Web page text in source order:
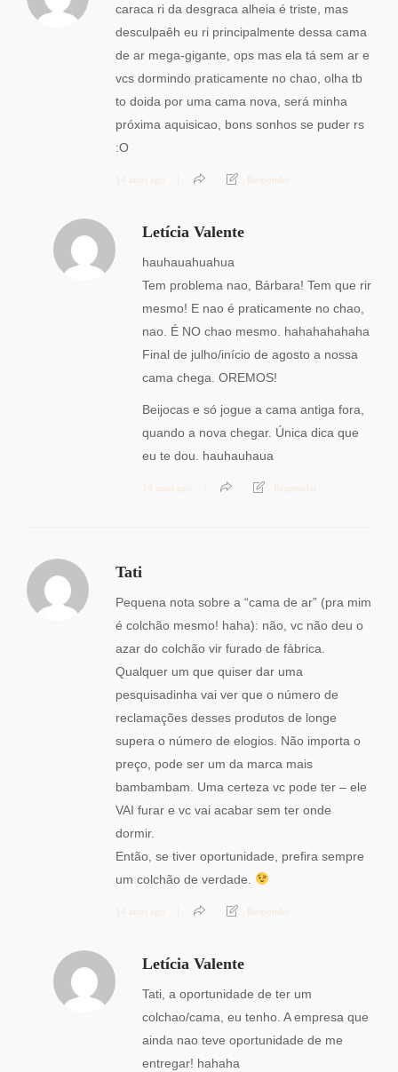
caraca ri da desgraca alheia é triste, mas
desculpaêh eu ri principalmente dessa cama
de ar mega-gigante, ops mas ela tá sem ar e
vcs dormindo praticamente no chao, olha tb
to doida por uma cama nova, será minha
próxima aquisicao, bons sonhos se puder rs
:O
14 anos ago Responder
Letícia Valente
hauhauahuahua
Tem problema nao, Bárbara! Tem que rir
mesmo! E nao é praticamente no chao,
nao. É NO chao mesmo. hahahahahaha
Final de julho/início de agosto a nossa
cama chega. OREMOS!
Beijocas e só jogue a cama antiga fora,
quando a nova chegar. Única dica que
eu te dou. hauhauhaua
14 anos ago Responder
Tati
Pequena nota sobre a “cama de ar” (pra mim
é colchão mesmo! haha): não, vc não deu o
azar do colchão vir furado de fábrica.
Qualquer um que quiser dar uma
pesquisadinha vai ver que o número de
reclamações desses produtos de longe
supera o número de elogios. Não importa o
preço, pode ser um da marca mais
bambambam. Uma certeza vc pode ter – ele
VAI furar e vc vai acabar sem ter onde
dormir.
Então, se tiver oportunidade, prefira sempre
um colchão de verdade.
14 anos ago Responder
Letícia Valente
Tati, a oportunidade de ter um
colchao/cama, eu tenho. A empresa que
ainda nao teve oportunidade de me
entregar! hahaha